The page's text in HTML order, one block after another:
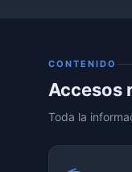
CONTENIDO
Accesos
Toda la